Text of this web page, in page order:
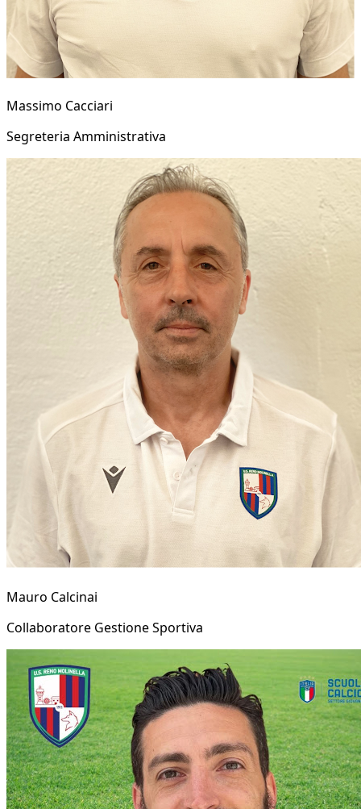
Massimo Cacciari
Segreteria Amministrativa
Mauro Calcinai
Collaboratore Gestione Sportiva